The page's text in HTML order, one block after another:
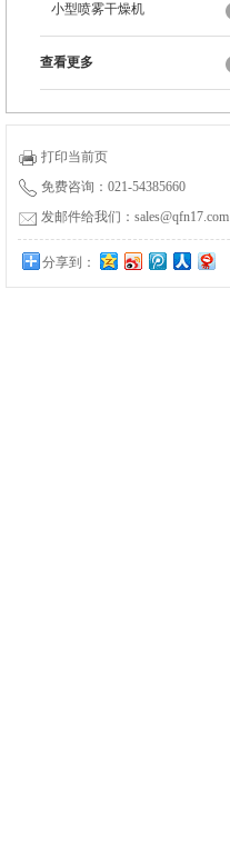
小型喷雾干燥机
查看更多
打印当前页
免费咨询：021-54385660
发邮件给我们：sales@qfn17.com
分享到：